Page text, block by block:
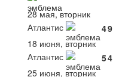
28 мая, вторник
Атлантис
49
18 июня, вторник
Атлантис
54
25 июня, вторник